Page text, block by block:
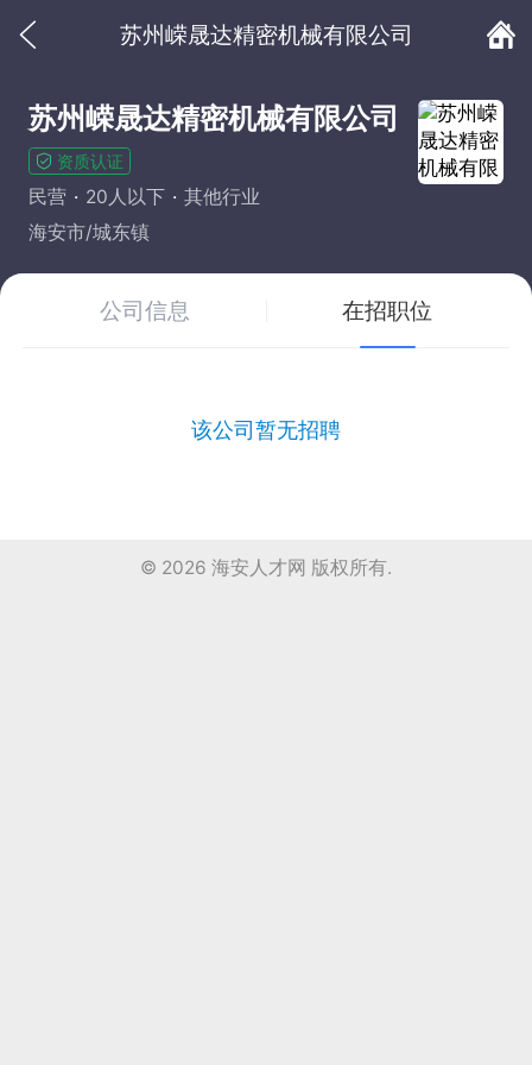
苏州嵘晟达精密机械有限公司
苏州嵘晟达精密机械有限公司
资质认证
民营 20人以下
其他行业
海安市/城东镇
公司信息 在招职位
该公司暂无招聘
© 2026 海安人才网 版权所有.